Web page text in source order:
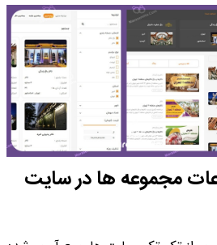
مجموعه ‌ها در سایت